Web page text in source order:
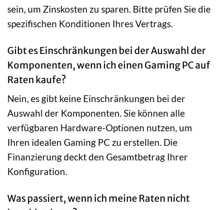
sein, um Zinskosten zu sparen. Bitte prüfen Sie die
spezifischen Konditionen Ihres Vertrags.
Gibt es Einschränkungen bei der Auswahl der
Komponenten, wenn ich einen Gaming PC auf
Raten kaufe?
Nein, es gibt keine Einschränkungen bei der
Auswahl der Komponenten. Sie können alle
verfügbaren Hardware-Optionen nutzen, um
Ihren idealen Gaming PC zu erstellen. Die
Finanzierung deckt den Gesamtbetrag Ihrer
Konfiguration.
Was passiert, wenn ich meine Raten nicht